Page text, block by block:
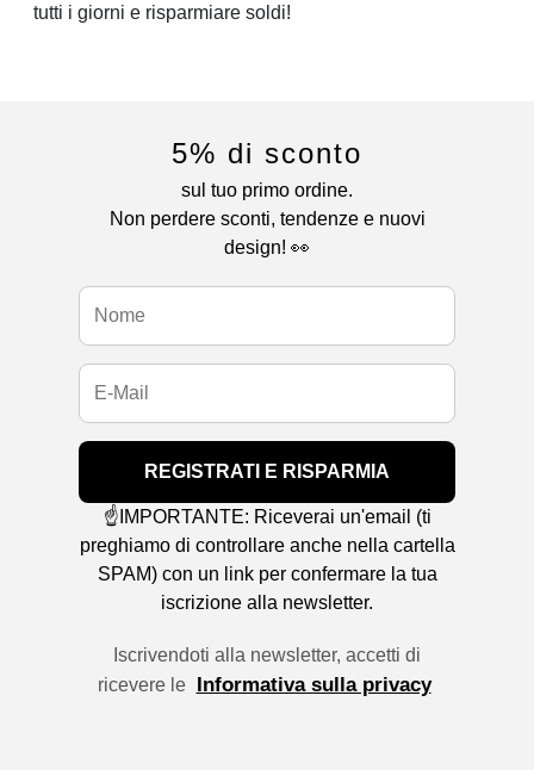
tutti i giorni e risparmiare soldi!
5% di sconto
sul tuo primo ordine.
Non perdere sconti, tendenze e nuovi
design! 👀
REGISTRATI E RISPARMIA
☝️IMPORTANTE: Riceverai un'email (ti
preghiamo di controllare anche nella cartella
SPAM) con un link per confermare la tua
iscrizione alla newsletter.
Iscrivendoti alla newsletter, accetti di
ricevere le Informativa sulla privacy